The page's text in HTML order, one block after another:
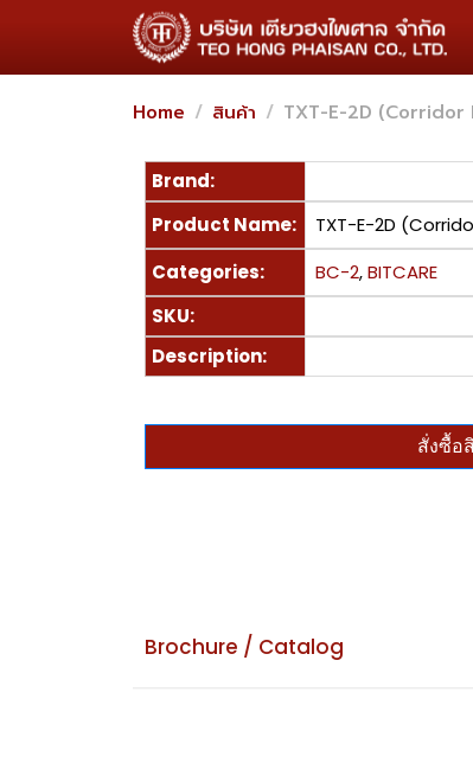
Home สินค้า TXT-E-2D (Corridor
Brand:
Product Name:
TXT-E-2D
Categories:
BC-2,BITCARE
SKU:
Description:
สั่งซื้อ
Brochure / Catalog